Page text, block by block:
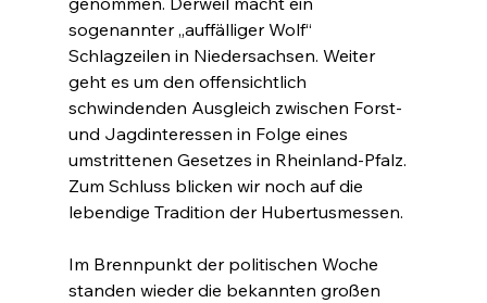
sogenannter „auffälliger Wolf“
Schlagzeilen in Niedersachsen. Weiter
geht es um den offensichtlich
schwindenden Ausgleich zwischen Forst-
und Jagdinteressen in Folge eines
umstrittenen Gesetzes in Rheinland-Pfalz.
Zum Schluss blicken wir noch auf die
lebendige Tradition der Hubertusmessen.
Im Brennpunkt der politischen Woche
standen wieder die bekannten großen